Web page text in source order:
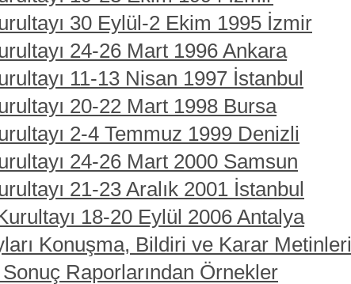
30 Eylül-2 Ekim 1995 İzmir
24-26 Mart 1996 Ankara
11-13 Nisan 1997 İstanbul
20-22 Mart 1998 Bursa
2-4 Temmuz 1999 Denizli
24-26 Mart 2000 Samsun
21-23 Aralık 2001 İstanbul
18-20 Eylül 2006 Antalya
Konuşma, Bildiri ve Karar Metinleri
Raporlarından Örnekler